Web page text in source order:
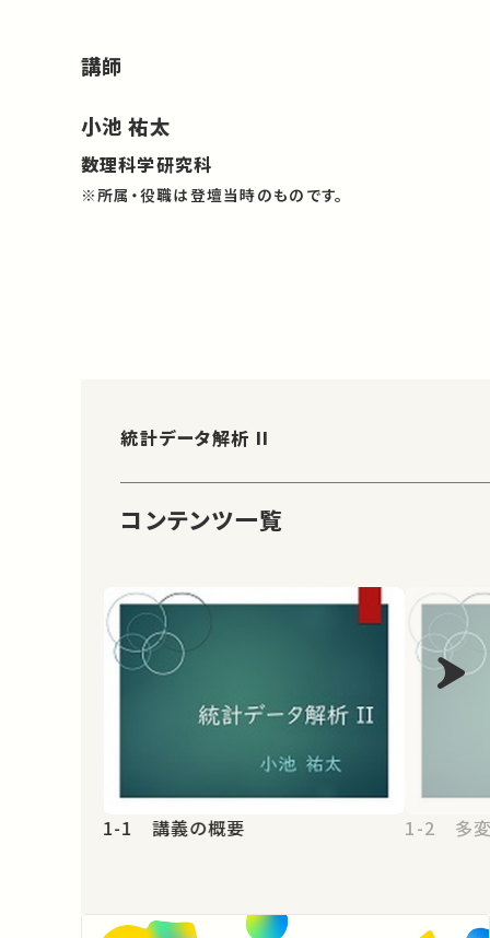
講師
小池 祐太
数理科学研究科
※所属・役職は登壇当時のものです。
統計データ解析 II
コンテンツ一覧
1-1 講義の概要 1-2 多変